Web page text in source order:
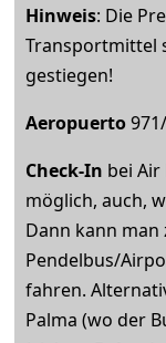
Hinweis: Die
Transportmittel
gestiegen!
Aeropuerto
Check-In bei
möglich, auch,
Dann kann
Pendelbus/
fahren.
Palma (wo der